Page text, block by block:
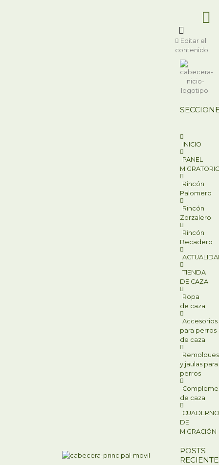
Editar el
contenido
INICIO
PANEL
Rincón
Palomero
Rincón
Zorzalero
Rincón
Becadero
TIENDA
DE CAZA
Ropa
de caza
Accesorios
para perros
de caza
Remolques
y jaulas para
perros
de caza
DE
MIGRACIÓN
POSTS